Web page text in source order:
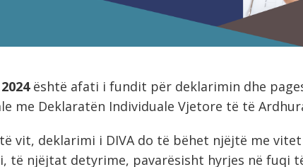
është afati i fundit për deklarimin dhe
me Deklaratën Individuale Vjetore të të
vit, deklarimi i DIVA do të bëhet njëjtë me
të njëjtat detyrime, pavarësisht hyrjes në fuqi